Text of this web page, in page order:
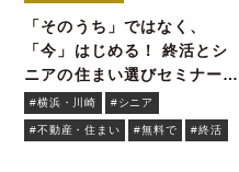
「そのうち」ではなく、
「今」はじめる！ 終活とシ
ニアの住まい選びセミナーを
無料開催7/10(金)
#横浜・川崎 #シニア
#不動産・住まい #無料で #終活